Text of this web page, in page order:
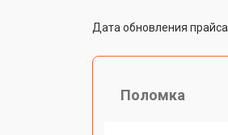
Дата обновления
Поломка